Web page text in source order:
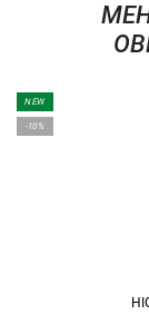
NEW
-10%